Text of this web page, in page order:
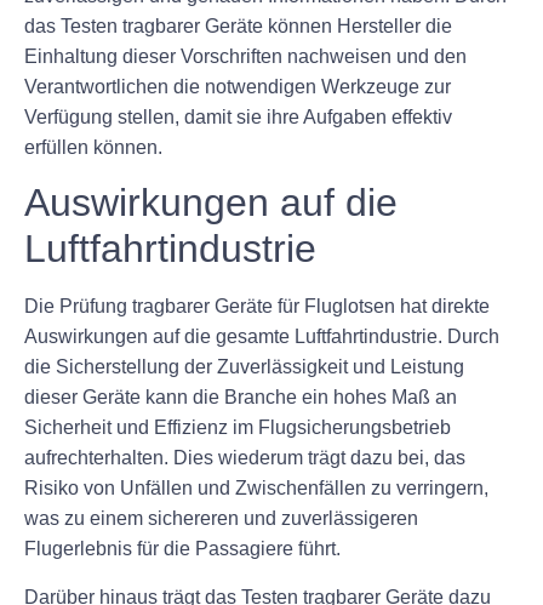
das Testen tragbarer Geräte können Hersteller die
Einhaltung dieser Vorschriften nachweisen und den
Verantwortlichen die notwendigen Werkzeuge zur
Verfügung stellen, damit sie ihre Aufgaben effektiv
erfüllen können.
Auswirkungen auf die
Luftfahrtindustrie
Die Prüfung tragbarer Geräte für Fluglotsen hat direkte
Auswirkungen auf die gesamte Luftfahrtindustrie. Durch
die Sicherstellung der Zuverlässigkeit und Leistung
dieser Geräte kann die Branche ein hohes Maß an
Sicherheit und Effizienz im Flugsicherungsbetrieb
aufrechterhalten. Dies wiederum trägt dazu bei, das
Risiko von Unfällen und Zwischenfällen zu verringern,
was zu einem sichereren und zuverlässigeren
Flugerlebnis für die Passagiere führt.
Darüber hinaus trägt das Testen tragbarer Geräte dazu